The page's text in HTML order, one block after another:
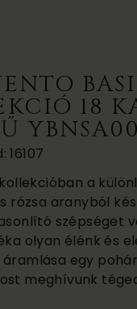
18
16107
a
rózsa aranyból
szépséget
olyan élénk és
egy
meghívunk